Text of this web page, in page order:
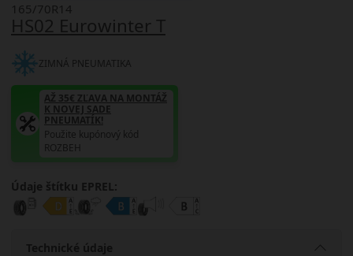
HS02 Eurowinter T
165/70R14
ZIMNÁ PNEUMATIKA
AŽ 35€ ZĽAVA NA MONTÁŽ
K NOVEJ SADE
PNEUMATÍK!
Použite kupónový kód
ROZBEH
Údaje štítku EPREL:
Technické údaje